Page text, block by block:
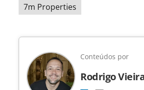
7m Properties
Conteúdos por
Rodrigo